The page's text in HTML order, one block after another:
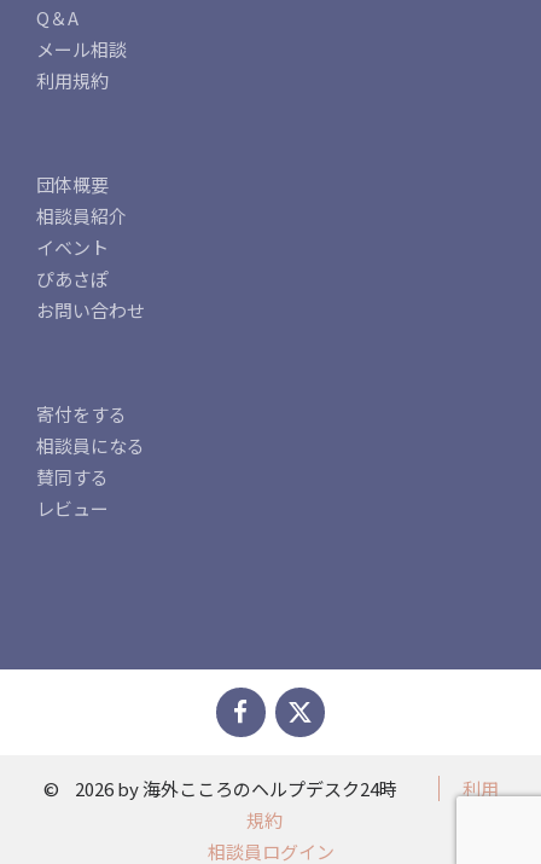
Q＆A
メール相談
利用規約
団体概要
相談員紹介
イベント
ぴあさぽ
お問い合わせ
寄付をする
相談員になる
賛同する
レビュー
© 2026 by 海外こころのヘルプデスク24時
利用
規約
相談員ログイン​​